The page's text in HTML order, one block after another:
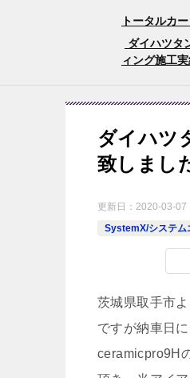
トータルカ
ダイハツタ
ィング施工
ダイハツ
致しまし
更新日： 2020-03-07
SystemX/システム
茨城県取手市
ですが納車日
ceramicpro9H